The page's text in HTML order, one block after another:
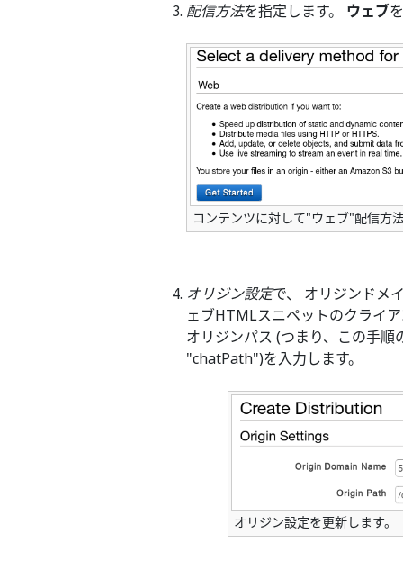
配信方法を指定します。 ウェブ
コンテンツに対して"ウェブ"配信方
オリジン設定で、 オリジンドメ
ェブHTMLスニペットのクライ
オリジンパス (つまり、この手
"chatPath")を入力します。
オリジン設定を更新します。